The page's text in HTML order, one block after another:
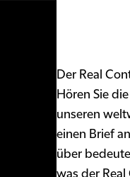
Der Real
Hören Sie
unseren
einen Brief
über